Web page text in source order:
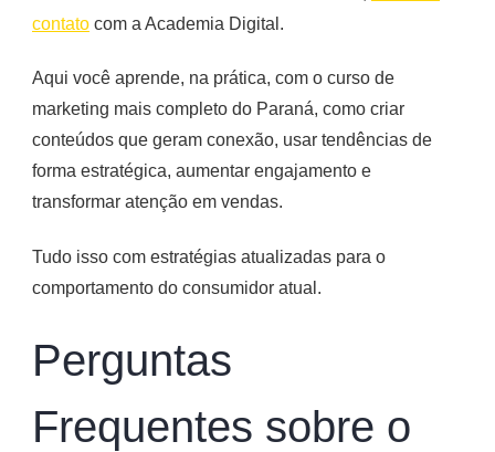
contato com a Academia Digital.
Aqui você aprende, na prática, com o curso de
marketing mais completo do Paraná, como criar
conteúdos que geram conexão, usar tendências de
forma estratégica, aumentar engajamento e
transformar atenção em vendas.
Tudo isso com estratégias atualizadas para o
comportamento do consumidor atual.
Perguntas
Frequentes sobre o